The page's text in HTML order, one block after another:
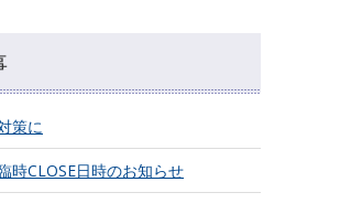
策に
時CLOSE日時のお知らせ